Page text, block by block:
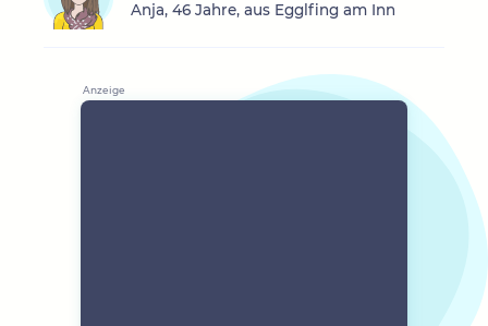
Anja, 46 Jahre, aus Egglfing am Inn